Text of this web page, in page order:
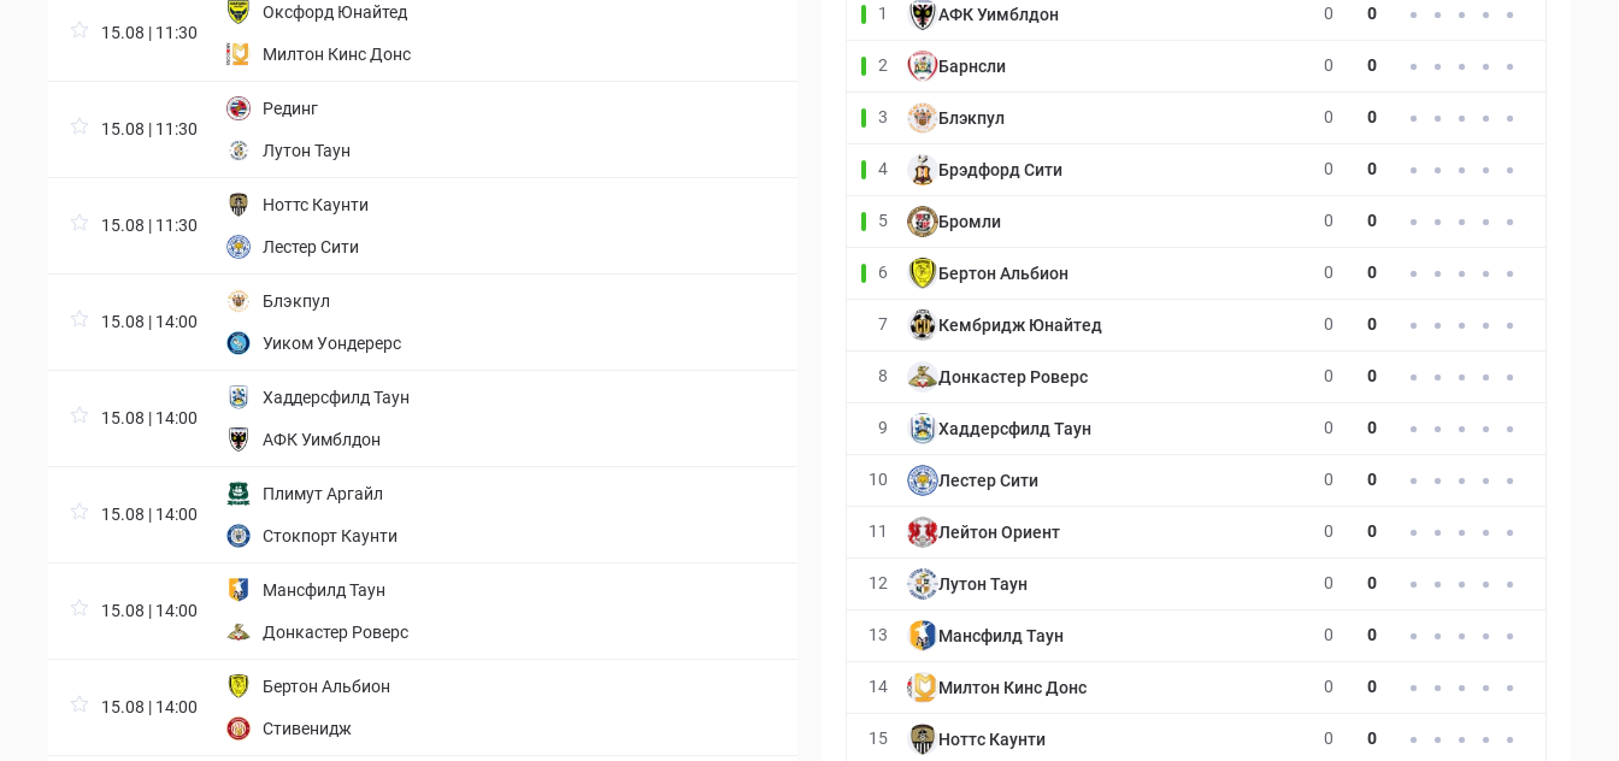
15.08 | 11:30
Оксфорд Юнайтед
Милтон Кинс Донс
15.08 | 11:30
Рединг
Лутон Таун
15.08 | 11:30
Ноттс Каунти
Лестер Сити
15.08 | 14:00
Блэкпул
Уиком Уондерерс
15.08 | 14:00
Хаддерсфилд Таун
АФК Уимблдон
15.08 | 14:00
Плимут Аргайл
Стокпорт Каунти
15.08 | 14:00
Мансфилд Таун
Донкастер Роверс
15.08 | 14:00
Бертон Альбион
Стивенидж
1 АФК Уимблдон 0 0
2 Барнсли 0 0
3 Блэкпул 0 0
4 Брэдфорд Сити 0 0
5 Бромли 0 0
6 Бертон Альбион 0 0
7 Кембридж Юнайтед 0 0
8 Донкастер Роверс 0 0
9 Хаддерсфилд Таун 0 0
10 Лестер Сити 0 0
11 Лейтон Ориент 0 0
12 Лутон Таун 0 0
13 Мансфилд Таун 0 0
14 Милтон Кинс Донс 0 0
15 Ноттс Каунти 0 0